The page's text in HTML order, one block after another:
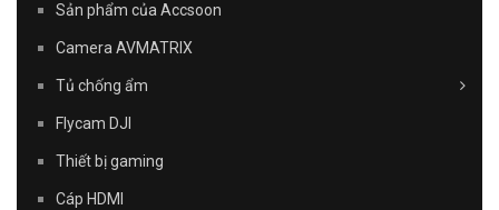
Sản phẩm của Accsoon
Camera AVMATRIX
Tủ chống ẩm
Flycam DJI
Thiết bị gaming
Cáp HDMI